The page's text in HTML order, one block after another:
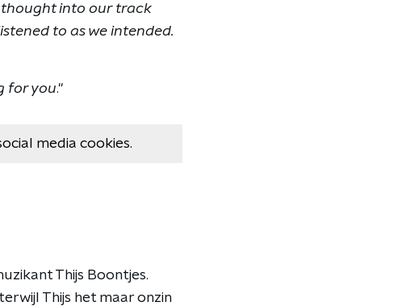
thought into our track
to as we intended.
for you."
media cookies.
Thijs Boontjes.
Thijs het maar onzin